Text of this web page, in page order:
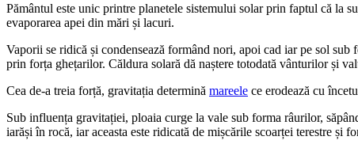
Pământul este unic printre planetele sistemului solar prin faptul că la
evaporarea apei din mări și lacuri.
Vaporii se ridică și condensează formând nori, apoi cad iar pe sol
prin forța ghețarilor. Căldura solară dă naștere totodată vânturilor și
Cea de-a treia forță, gravitația determină mareele ce erodează cu
Sub influența gravitației, ploaia curge la vale sub forma râurilor,
iarăși în rocă, iar aceasta este ridicată de mișcările scoarței terestre și